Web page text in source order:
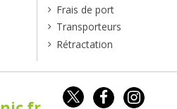
Frais de port
Transporteurs
Rétractation